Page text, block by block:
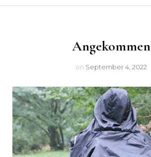
Angekommen
on September 4, 2022